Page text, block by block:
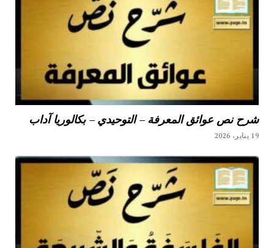
شرح نص عوائق المعرفة – التوحيدي – بكالوريا آداب
19 يناير، 2026